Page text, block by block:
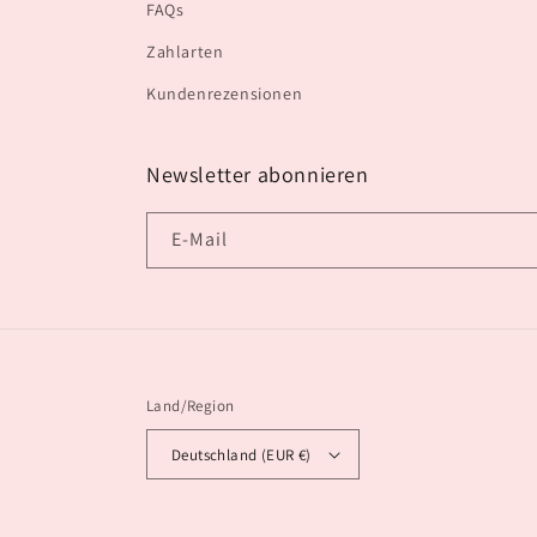
FAQs
Zahlarten
Kundenrezensionen
Newsletter abonnieren
E-Mail
Land/Region
Deutschland (EUR €)